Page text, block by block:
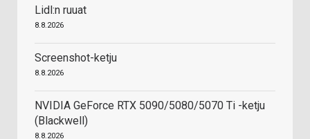
Lidl:n ruuat
8.8.2026
Screenshot-ketju
8.8.2026
NVIDIA GeForce RTX 5090/5080/5070 Ti -ketju
(Blackwell)
8.8.2026